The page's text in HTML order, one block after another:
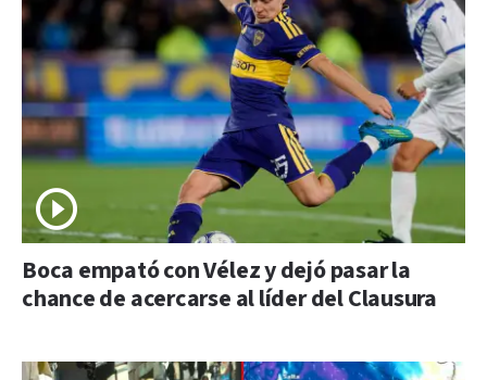
Boca empató con Vélez y dejó pasar la
chance de acercarse al líder del Clausura